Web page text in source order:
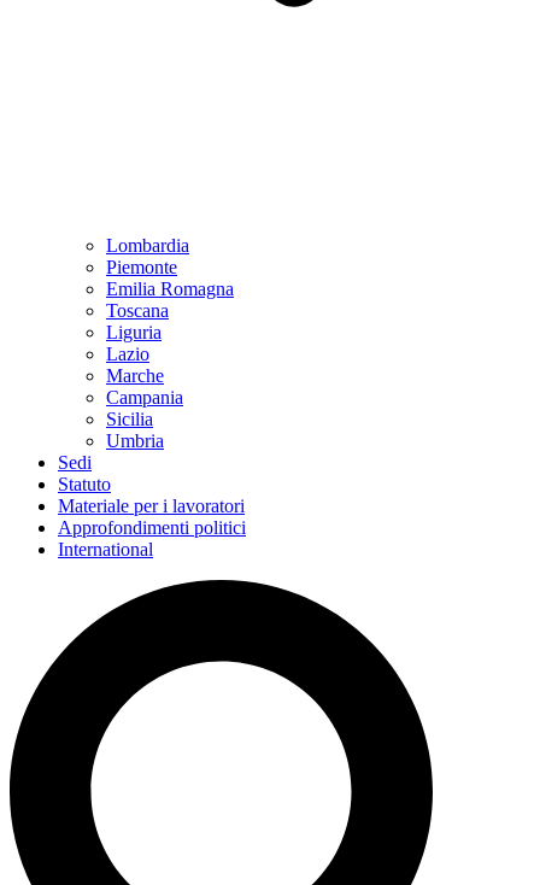
Lombardia
Piemonte
Emilia Romagna
Toscana
Liguria
Lazio
Marche
Campania
Sicilia
Umbria
Sedi
Statuto
Materiale per i lavoratori
Approfondimenti politici
International